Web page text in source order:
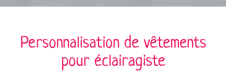
Personnalisation de vêtements
pour éclairagiste